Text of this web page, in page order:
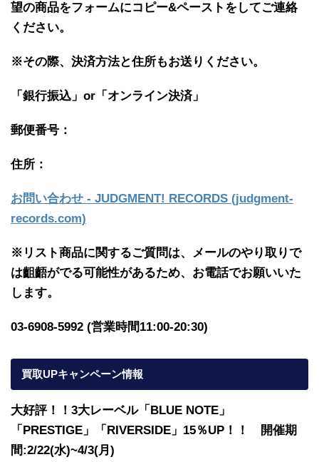
望の商品をフォームにコピー&ペーストをしてご連絡
ください。
※その際、決済方法と住所もお送りください。
「銀行振込」or「 オンライン決済」
郵便番号：
住所：
お問い合わせ - JUDGMENT! RECORDS (judgment-
records.com)
※リスト商品に関するご質問は、メールのやり取りで
は齟齬がでる可能性があるため、お電話でお願いいた
します。
03-6908-5992 (営業時間11:00-20:30)
買取UPキャンペーン情報
大好評！！3大レーベル「BLUE NOTE」
「PRESTIGE」「RIVERSIDE」15％UP！！ 開催期
間:2/22(水)~4/3(月)